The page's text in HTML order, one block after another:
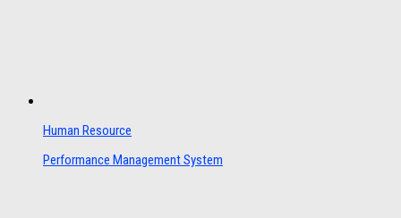
Human Resource
Performance Management System